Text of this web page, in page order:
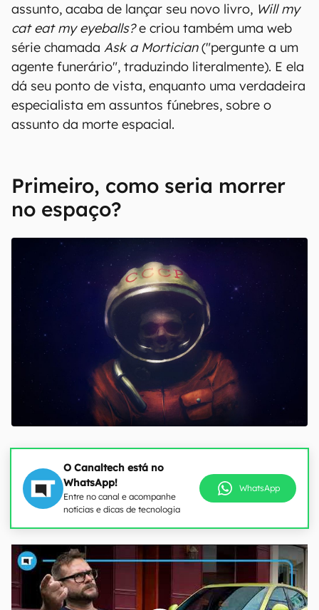
assunto, acaba de lançar seu novo livro, Will my
cat eat my eyeballs?e criou também uma web
série chamada Ask a Mortician("pergunte a um
agente funerário", traduzindo literalmente). E ela
dá seu ponto de vista, enquanto uma verdadeira
especialista em assuntos fúnebres, sobre o
assunto da morte espacial.
Primeiro, como seria morrer
no espaço?
O Canaltech está no
WhatsApp!
Entre no canal e acompanhe
notícias e dicas de tecnologia
WhatsApp